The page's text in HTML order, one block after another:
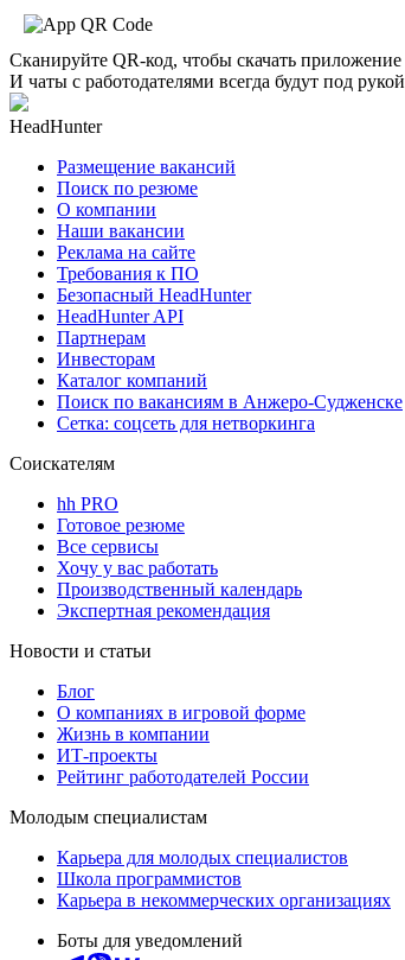
Сканируйте QR-код, чтобы скачать приложение
И чаты с работодателями всегда будут под рукой
HeadHunter
Размещение вакансий
Поиск по резюме
О компании
Наши вакансии
Реклама на сайте
Требования к ПО
Безопасный HeadHunter
HeadHunter API
Партнерам
Инвесторам
Каталог компаний
Поиск по вакансиям в Анжеро-Судженске
Сетка: соцсеть для нетворкинга
Соискателям
hh PRO
Готовое резюме
Все сервисы
Хочу у вас работать
Производственный календарь
Экспертная рекомендация
Новости и статьи
Блог
О компаниях в игровой форме
Жизнь в компании
ИТ-проекты
Рейтинг работодателей России
Молодым специалистам
Карьера для молодых специалистов
Школа программистов
Карьера в некоммерческих организациях
Боты для уведомлений